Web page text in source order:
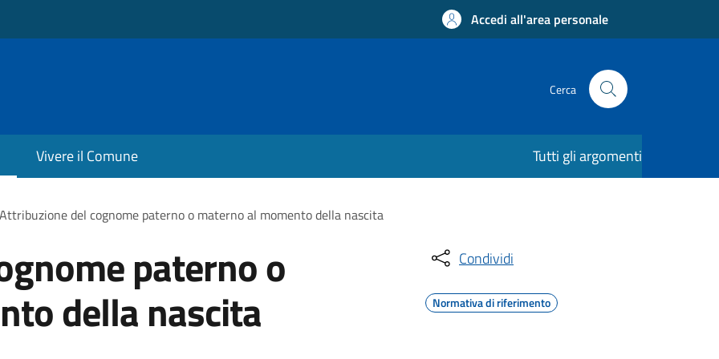
Accedi all'area personale
Cerca
Vivere il Comune Tutti gli argomenti
Attribuzione del cognome paterno o materno al momento della nascita
paterno o
della nascita
Condividi
Normativa di riferimento